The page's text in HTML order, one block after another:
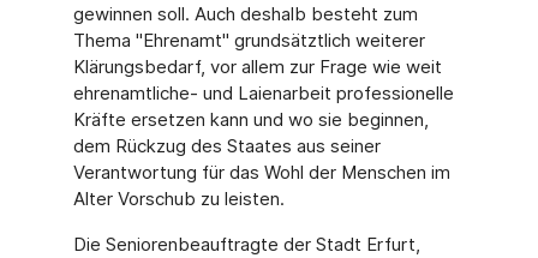
gewinnen soll. Auch deshalb besteht zum
Thema "Ehrenamt" grundsätztlich weiterer
Klärungsbedarf, vor allem zur Frage wie weit
ehrenamtliche- und Laienarbeit professionelle
Kräfte ersetzen kann und wo sie beginnen,
dem Rückzug des Staates aus seiner
Verantwortung für das Wohl der Menschen im
Alter Vorschub zu leisten.
Die Seniorenbeauftragte der Stadt Erfurt,